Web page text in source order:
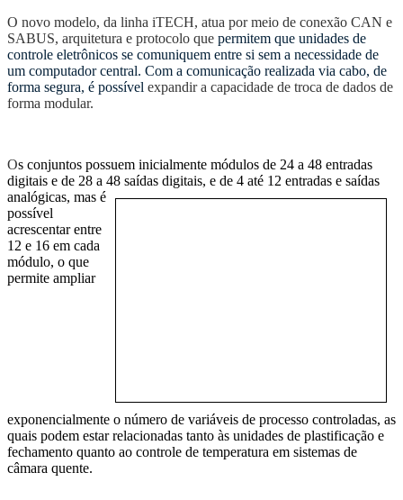
O novo modelo, da linha iTECH, atua pormeio de conexão CAN e
SABUS, arquitetura e protocolo que permitem que unidades de
controle eletrônicos se comuniquem entre si sem a necessidade de
um computador central. Com a comunicação realizada via cabo, de
forma segura, é possível expandira capacidade de troca de dados de
forma modular.
Os conjuntos possuem inicialmente módulos de 24 a 48 entradas
digitais e de 28 a 48 saídas digitais, e de 4 até 12 entradas e saídas
analógicas, mas é
possível
acrescentar entre
12 e 16 em cada
módulo, o que
permite ampliar
exponencialmente o número de variáveis de processo controladas, as
quais podem estar relacionadas tanto às unidades de plastificação e
fechamento quanto ao controle de temperatura em sistemas de
câmara quente.